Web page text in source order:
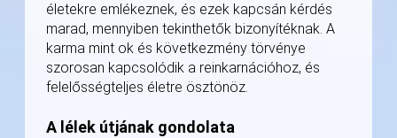
életekre emlékeznek, és ezek kapcsán kérdés
marad, mennyiben tekinthetők bizonyítéknak. A
karma mint ok és következmény törvénye
szorosan kapcsolódik a reinkarnációhoz, és
felelősségteljes életre ösztönöz.
A lélek útjának gondolata